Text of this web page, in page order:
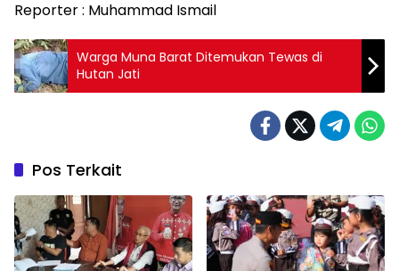
Reporter : Muhammad Ismail
Warga Muna Barat Ditemukan Tewas di
Hutan Jati
Pos Terkait